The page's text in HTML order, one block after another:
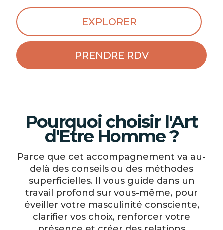
EXPLORER
PRENDRE RDV
Pourquoi choisir l'Art
d'Etre Homme ?
Parce que cet accompagnement va au-
delà des conseils ou des méthodes
superficielles. Il vous guide dans un
travail profond sur vous-même, pour
éveiller votre masculinité consciente,
clarifier vos choix, renforcer votre